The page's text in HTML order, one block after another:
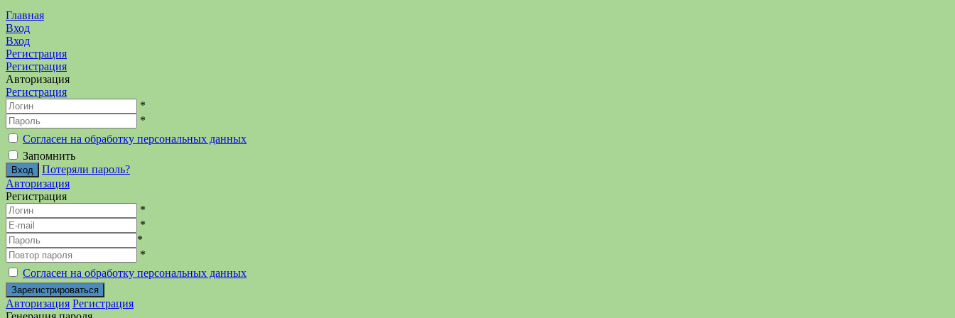
Главная
Вход
Вход
Регистрация
Регистрация
Авторизация
Регистрация
*
*
Согласен на обработку персональных данных
Запомнить
Потеряли пароль?
Авторизация
Регистрация
*
*
*
*
Согласен на обработку персональных данных
Авторизация Регистрация